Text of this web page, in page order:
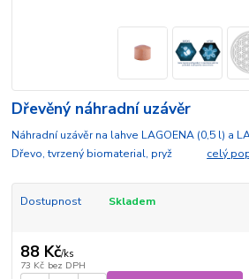
Dřevěný náhradní uzávěr
Náhradní uzávěr na lahve LAGOENA (0,5 l) a
Dřevo, tvrzený biomaterial, pryž celý
Dostupnost Skladem
88 Kč/ks
73 Kč bez DPH